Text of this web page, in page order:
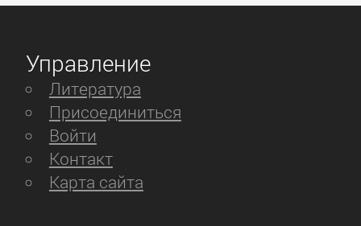
Управление
Литература
Присоединиться
Войти
Контакт
Карта сайта